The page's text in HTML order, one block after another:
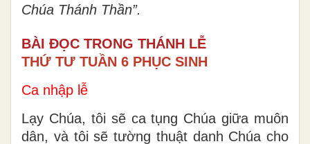
Chúa Thánh Thần”.
BÀI ĐỌC TRONG THÁNH LỄ
THỨ TƯ TUẦN 6 PHỤC SINH
Ca nhập lễ
Lạy Chúa, tôi sẽ ca tụng Chúa giữa muôn
dân, và tôi sẽ tường thuật danh Chúa cho